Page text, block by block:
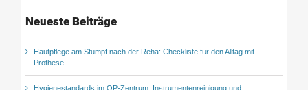
Neueste Beiträge
Hautpflege am Stumpf nach der Reha: Checkliste für den Alltag mit
Prothese
Hygienestandards im OP-Zentrum: Instrumentenreinigung und